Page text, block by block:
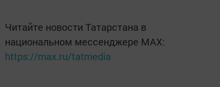
Читайте новости Татарстана в
национальном мессенджере MАХ:
https://max.ru/tatmedia